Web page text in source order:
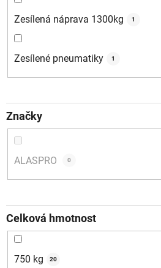
Zesílená náprava 1300kg 1
Zesílené pneumatiky 1
Značky
ALASPRO 0
Celková hmotnost
750 kg 20